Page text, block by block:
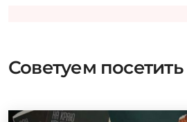
Советуем посетить